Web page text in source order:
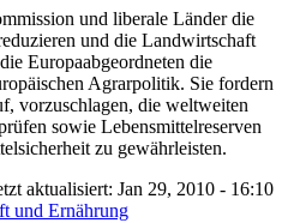
und liberale Länder die
und die Landwirtschaft
Europaabgeordneten die
Agrarpolitik. Sie fordern
vorzuschlagen, die weltweiten
sowie Lebensmittelreserven
zu gewährleisten.
aktualisiert: Jan 29, 2010 - 16:10
und Ernährung